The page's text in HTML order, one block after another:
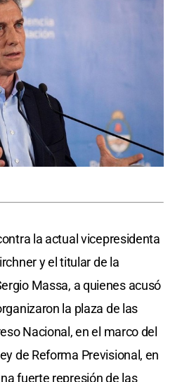
la actual vicepresidenta
y el titular de la
Massa, a quienes acusó
la plaza de las
Nacional, en el marco del
de Reforma Previsional, en
fuerte represión de las